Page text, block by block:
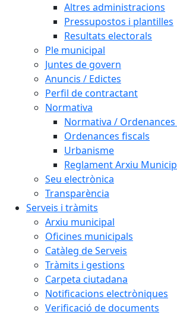
Altres administracions
Pressupostos i plantilles
Resultats electorals
Ple municipal
Juntes de govern
Anuncis / Edictes
Perfil de contractant
Normativa
Normativa /
Ordenances fiscals
Urbanisme
Reglament Arxiu
Seu electrònica
Transparència
Serveis i tràmits
Arxiu municipal
Oficines municipals
Catàleg de Serveis
Tràmits i gestions
Carpeta ciutadana
Notificacions electròniques
Verificació de documents